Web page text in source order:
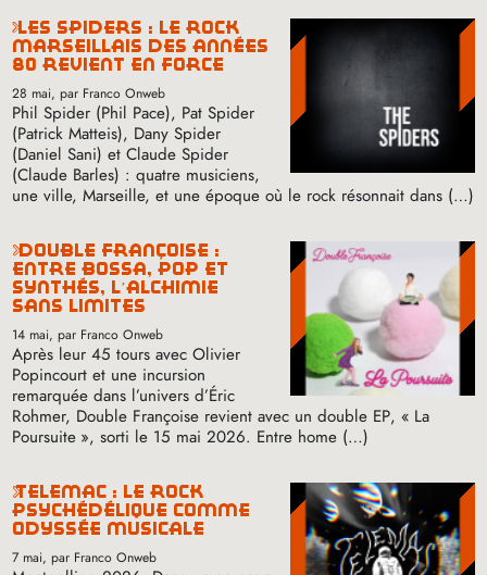
les spiders : le rock
marseillais des années
80 revient en force
28 mai, par Franco Onweb
Phil Spider (Phil Pace), Pat Spider
(Patrick Matteis), Dany Spider
(Daniel Sani) et Claude Spider
(Claude Barles) : quatre musiciens,
une ville, Marseille, et une époque où le rock résonnait dans (…)
double françoise :
entre bossa, pop et
synthés, l’alchimie
sans limites
14 mai, par Franco Onweb
Après leur 45 tours avec Olivier
Popincourt et une incursion
remarquée dans l’univers d’Éric
Rohmer, Double Françoise revient avec un double EP, « La
Poursuite », sorti le 15 mai 2026. Entre home (…)
telemac : le rock
psychédélique comme
odyssée musicale
7 mai, par Franco Onweb